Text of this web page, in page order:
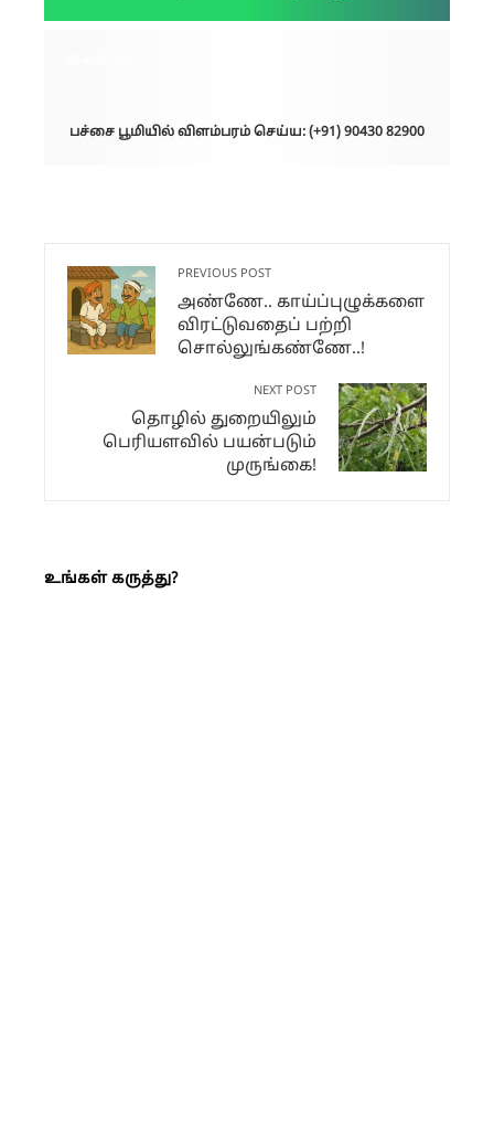
பச்சை பூமியில் விளம்பரம் செய்ய: (+91) 90430 82900
PREVIOUS POST
அண்ணே.. காய்ப்புழுக்களை
விரட்டுவதைப் பற்றி
சொல்லுங்கண்ணே..!
NEXT POST
தொழில் துறையிலும்
பெரியளவில் பயன்படும்
முருங்கை!
உங்கள் கருத்து?